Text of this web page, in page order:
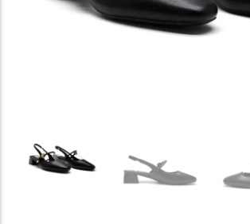
SANDALES PLATES & MEDICALES FEMME